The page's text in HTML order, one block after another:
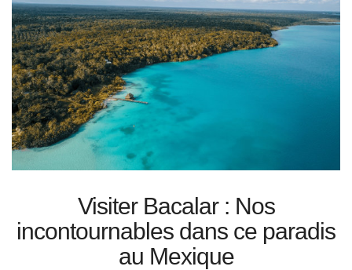
Visiter Bacalar : Nos
incontournables dans ce paradis
au Mexique